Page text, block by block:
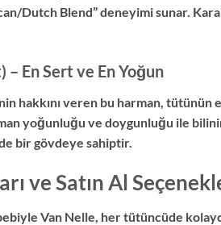
Dutch Blend” deneyimi sunar.
En Sert ve En Yoğun
hakkını veren bu harman,
yoğunluğu ve doygunluğu ile
bir gövdeye sahiptir.
ve Satın Al
Van Nelle, her tütüncüde